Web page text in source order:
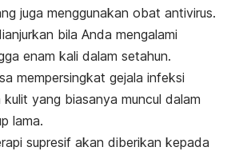
juga menggunakan obat antivirus.
bila Anda mengalami
enam kali dalam setahun.
mempersingkat gejala infeksi
kulit yang biasanya muncul dalam
lama.
supresif akan diberikan kepada